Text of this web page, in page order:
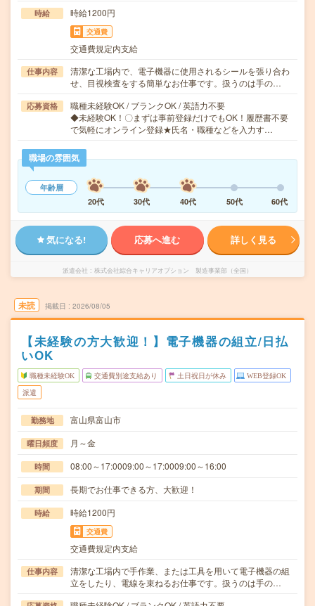
時給 時給1200円
交通費
交通費規定内支給
仕事内容
清潔な工場内で、電子機器に使用されるシールを張り合わ
せ、目視検査をする簡単なお仕事です。扱うのは手の…
応募資格
職種未経験OK / ブランクOK / 英語力不要
◆未経験OK！〇まずは事前登録だけでもOK！履歴書不要
で気軽にオンライン登録★氏名・職種などを入力す…
職場の雰囲気
年齢層
20代
30代 40代 50代 60代
気になる! 応募へ進む 詳しく見る
派遣会社 株式会社綜合キャリアオプション 製造事業部（全国）
未読 掲載日 2026/08/05
【未経験の方大歓迎！】電子機器の組立/日払
いOK
職種未経験OK 交通費別途支給あり 土日祝日が休み WEB登録OK
派遣
勤務地 富山県富山市
曜日頻度 月～金
時間 08:00～17:0009:00～17:0009:00～16:00
期間 長期でお仕事できる方、大歓迎！
時給 時給1200円
交通費
交通費規定内支給
仕事内容
清潔な工場内で手作業、または工具を用いて電子機器の組
立をしたり、電線を束ねるお仕事です。扱うのは手の…